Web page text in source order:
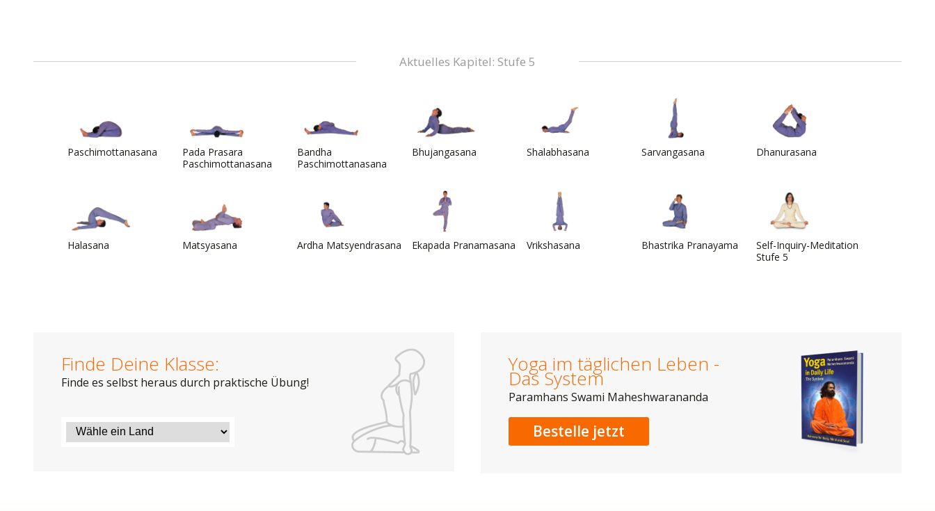
Aktuelles Kapitel: Stufe 5
Paschimottanasana
Pada Prasara
Paschimottanasana
Bandha
Paschimottanasana
Bhujangasana Shalabhasana Sarvangasana Dhanurasana
Halasana Matsyasana Ardha Matsyendrasana Ekapada Pranamasana Vrikshasana Bhastrika Pranayama
Self-Inquiry-Meditation
Stufe 5
Finde Deine Klasse:
Finde es selbst heraus durch praktische Übung!
Yoga im täglichen Leben -
Das System
Paramhans Swami Maheshwarananda
Bestelle jetzt